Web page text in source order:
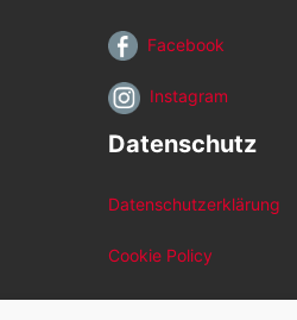
Facebook
Instagram
Datenschutz
Datenschutzerklärung
Cookie Policy